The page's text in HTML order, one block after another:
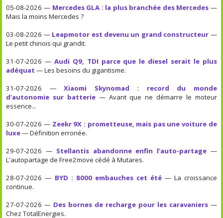
05-08-2026 — Mercedes GLA : la plus branchée des Mercedes —
Mais la moins Mercedes ?
03-08-2026 — Leapmotor est devenu un grand constructeur —
Le petit chinois qui grandit.
31-07-2026 —Audi Q9, TDI parce que le diesel serait le plus
adéquat — Les besoins du gigantisme.
31-07-2026 —Xiaomi Skynomad : record du monde
d'autonomie sur batterie — Avant que ne démarre le moteur
essence...
30-07-2026 — Zeekr 9X : prometteuse, mais pas une voiture de
luxe— Définition erronée.
29-07-2026 — Stellantis abandonne enfin l'auto-partage—
L'autopartage de Free2move cédé à Mutares.
28-07-2026 — BYD : 8000 embauches cet été— La croissance
continue.
27-07-2026 — Des bornes de recharge pour les caravaniers—
Chez TotalEnergies.